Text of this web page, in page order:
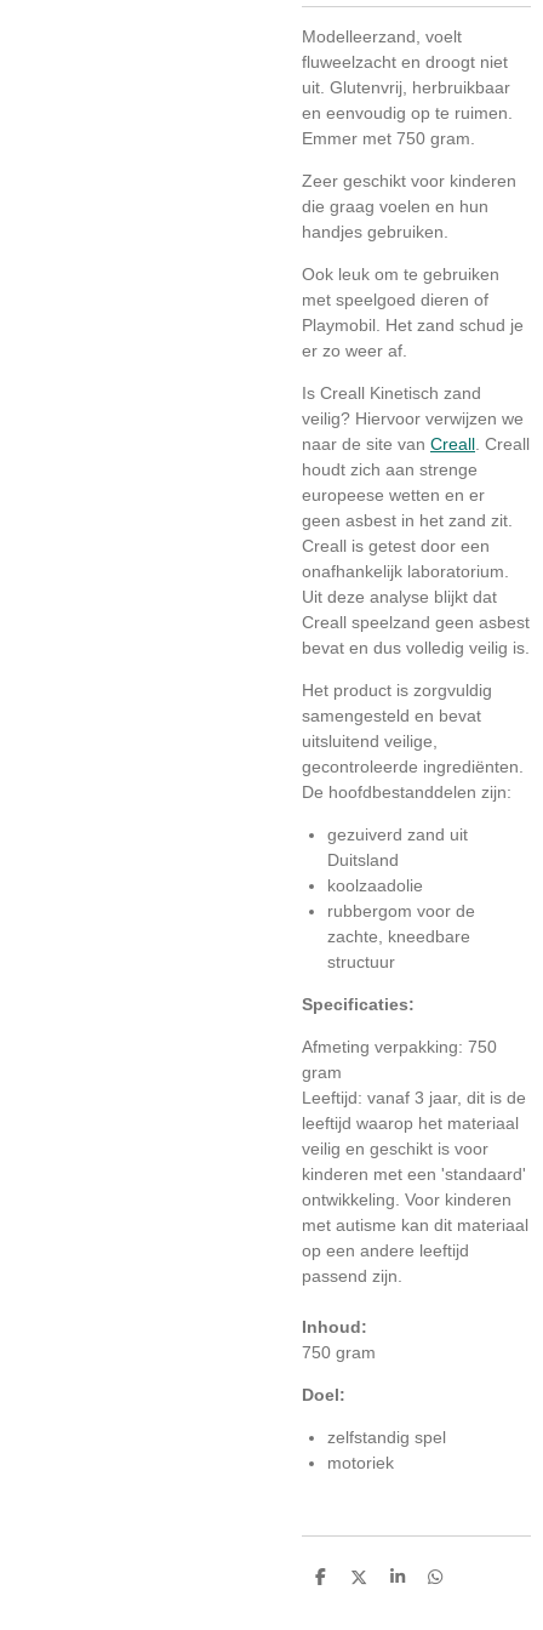
Modelleerzand, voelt
fluweelzacht en droogt niet
uit. Glutenvrij, herbruikbaar
en eenvoudig op te ruimen.
Emmer met 750 gram.
Zeer geschikt voor kinderen
die graag voelen en hun
handjes gebruiken.
Ook leuk om te gebruiken
met speelgoed dieren of
Playmobil. Het zand schud je
er zo weer af.
Is Creall Kinetisch zand
veilig? Hiervoor verwijzen we
naar de site van Creall . Creall
houdt zich aan strenge
europeese wetten en er
geen asbest in het zand zit.
Creall is getest door een
onafhankelijk laboratorium.
Uit deze analyse blijkt dat
Creall speelzand geen asbest
bevat en dus volledig veilig is.
Het product is zorgvuldig
samengesteld en bevat
uitsluitend veilige,
gecontroleerde ingrediënten.
De hoofdbestanddelen zijn:
gezuiverd zand uit
Duitsland
koolzaadolie
rubbergom voor de
zachte, kneedbare
structuur
Specificaties:
Afmeting verpakking: 750
gram
Leeftijd: vanaf 3 jaar, dit is de
leeftijd waarop het materiaal
veilig en geschikt is voor
kinderen met een 'standaard'
ontwikkeling. Voor kinderen
met autisme kan dit materiaal
op een andere leeftijd
passend zijn.
Inhoud:
750 gram
Doel:
zelfstandig spel
motoriek
D
D
S
D